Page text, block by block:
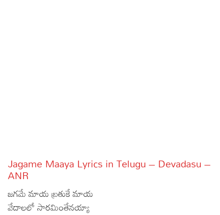
Articles
Facts
Jagame Maaya Lyrics in Telugu – Devadasu –
ANR
జగమే మాయ బ్రతుకే మాయ
వేదాలలో సారమింతేనయ్యా